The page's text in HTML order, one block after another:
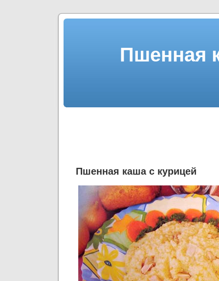
Пшенная
Пшенная каша с курицей